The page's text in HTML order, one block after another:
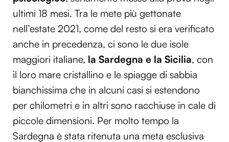
ultimi 18 mesi. Tra le mete più gettonate
nell’estate 2021, come del resto si era verificato
anche in precedenza, ci sono le due isole
maggiori italiane, la Sardegna e la Sicilia, con
il loro mare cristallino e le spiagge di sabbia
bianchissima che in alcuni casi si estendono
per chilometri e in altri sono racchiuse in cale di
piccole dimensioni. Per molto tempo la
Sardegna è stata ritenuta una meta esclusiva